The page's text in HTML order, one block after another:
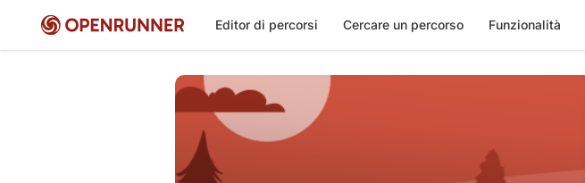
Editor di percorsi Cercare un percorso Funzionalità